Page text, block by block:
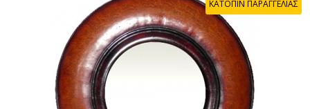
ΚΑΤΟΠΙΝ ΠΑΡΑΓΓΕΛΙΑΣ